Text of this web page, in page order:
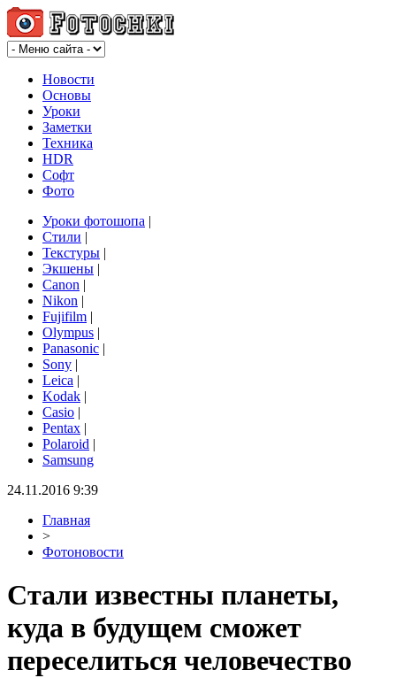
Новости
Основы
Уроки
Заметки
Техника
HDR
Софт
Фото
Уроки фотошопа |
Стили |
Текстуры |
Экшены |
Canon |
Nikon |
Fujifilm |
Olympus |
Panasonic |
Sony |
Leica |
Kodak |
Casio |
Pentax |
Polaroid |
Samsung
24.11.2016 9:39
Главная
>
Фотоновости
Стали известны планеты,
куда в будущем сможет
переселиться человечество